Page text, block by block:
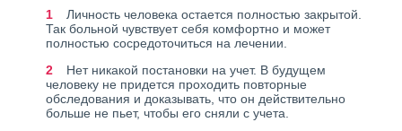
Личность человека остается полностью закрытой.
Так больной чувствует себя комфортно и может
полностью сосредоточиться на лечении.
Нет никакой постановки на учет. В будущем
человеку не придется проходить повторные
обследования и доказывать, что он действительно
больше не пьет, чтобы его сняли с учета.